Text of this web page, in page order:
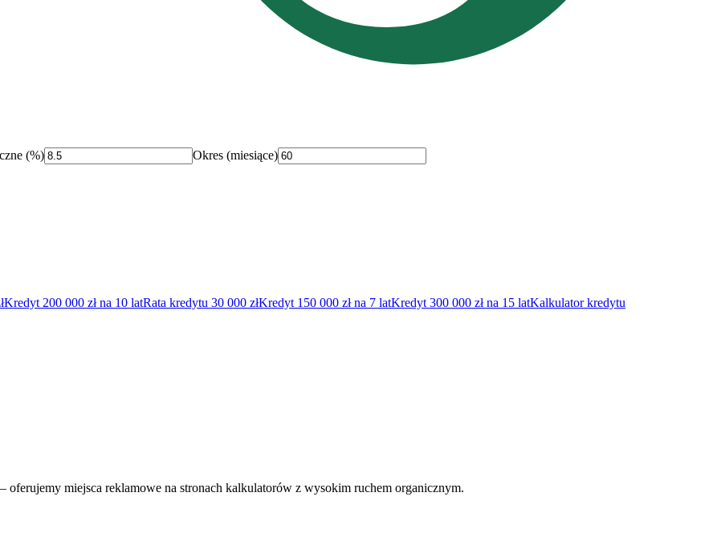
(%) Okres (miesiące)
Kredyt 200 000 zł na 10 latRata kredytu 30 000 złKredyt 150 000 zł na 7 latKredyt 300 000 zł na 15 latKalkulator kredytu
oferujemy miejsca reklamowe na stronach kalkulatorów z wysokim ruchem organicznym.